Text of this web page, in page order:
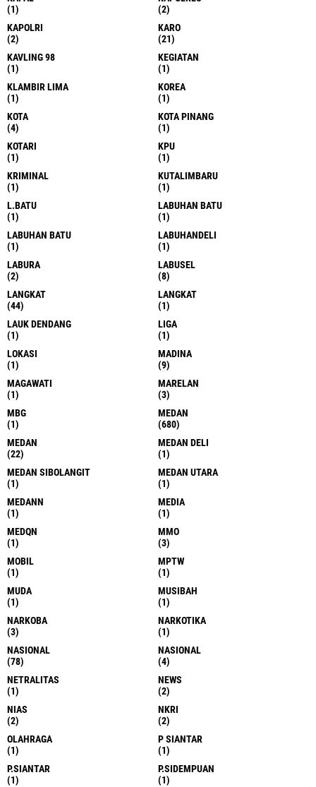
(1)
(2)
KAPOLRI
(2)
KARO
(21)
KAVLING 98
(1)
KEGIATAN
(1)
KLAMBIR LIMA
(1)
KOREA
(1)
KOTA
(4)
KOTA PINANG
(1)
KOTARI
(1)
KPU
(1)
KRIMINAL
(1)
KUTALIMBARU
(1)
L.BATU
(1)
LABUHAN BATU
(1)
LABUHAN BATU
(1)
LABUHANDELI
(1)
LABURA
(2)
LABUSEL
(8)
LANGKAT
(44)
LANGKAT
(1)
LAUK DENDANG
(1)
LIGA
(1)
LOKASI
(1)
MADINA
(9)
MAGAWATI
(1)
MARELAN
(3)
MBG
(1)
MEDAN
(680)
MEDAN
(22)
MEDAN DELI
(1)
MEDAN SIBOLANGIT
(1)
MEDAN UTARA
(1)
MEDANN
(1)
MEDIA
(1)
MEDQN
(1)
MMO
(3)
MOBIL
(1)
MPTW
(1)
MUDA
(1)
MUSIBAH
(1)
NARKOBA
(3)
NARKOTIKA
(1)
NASIONAL
(78)
NASIONAL
(4)
NETRALITAS
(1)
NEWS
(2)
NIAS
(2)
NKRI
(2)
OLAHRAGA
(1)
P SIANTAR
(1)
P.SIANTAR
(1)
P.SIDEMPUAN
(1)